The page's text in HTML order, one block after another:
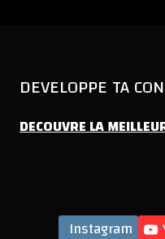
DEVELOPPE TA
DECOUVRELA
Instagram